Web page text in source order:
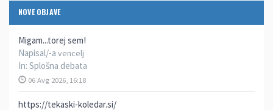
NOVE OBJAVE
Migam...torej sem!
Napisal/-a vencelj
In: Splošna debata
06 Avg 2026, 16:18
https://tekaski-koledar.si/